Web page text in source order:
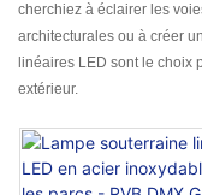
cherchiez à éclairer les
architecturales ou à créer
linéaires LED sont le choix
extérieur.